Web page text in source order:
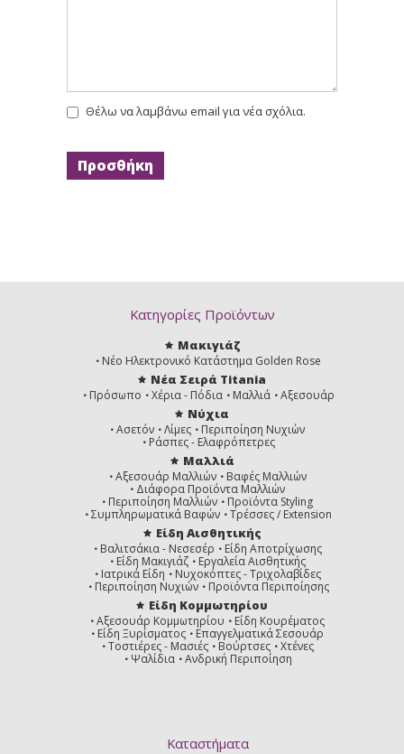
Θέλω να λαμβάνω email για νέα σχόλια.
Κατηγορίες Προϊόντων
Μακιγιάζ
Νέο Ηλεκτρονικό Κατάστημα Golden Rose
Νέα Σειρά Titania
Πρόσωπο Χέρια - Πόδια Μαλλιά Αξεσουάρ
Νύχια
Ασετόν Λίμες
Περιποίηση Νυχιών
Ράσπες - Ελαφρόπετρες
Μαλλιά
Αξεσουάρ Μαλλιών
Βαφές Μαλλιών
Διάφορα Προϊόντα Μαλλιών
Περιποίηση Μαλλιών
Προϊόντα Styling
Συμπληρωματικά Βαφών
Τρέσσες / Extension
Είδη Αισθητικής
Βαλιτσάκια - Νεσεσέρ
Είδη Αποτρίχωσης
Είδη Μακιγιάζ
Εργαλεία Αισθητικής
Ιατρικά Είδη
Νυχοκόπτες - Τριχολαβίδες
Περιποίηση Νυχιών
Προϊόντα Περιποίησης
Είδη Κομμωτηρίου
Αξεσουάρ Κομμωτηρίου
Είδη Κουρέματος
Είδη Ξυρίσματος
Επαγγελματικά Σεσουάρ
Τοστιέρες - Μασιές
Βούρτσες
Χτένες
Ψαλίδια
Ανδρική Περιποίηση
Καταστήματα